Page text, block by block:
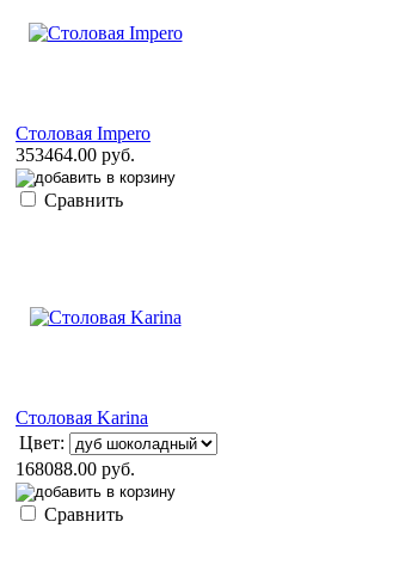
Столовая Impero
353464.00 руб.
Сравнить
Столовая Karina
Цвет:
168088.00 руб.
Сравнить